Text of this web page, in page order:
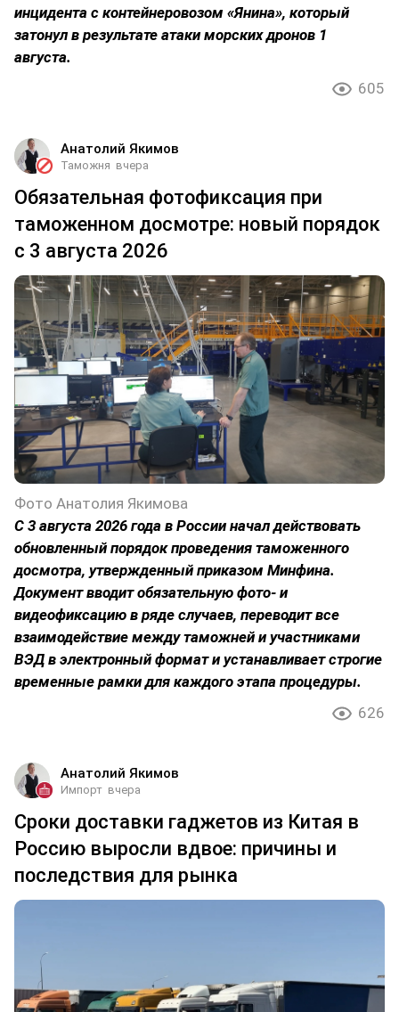
инцидента с контейнеровозом «Янина», который
затонул в результате атаки морских дронов 1
августа.
605
Анатолий Якимов
Таможня вчера
Обязательная фотофиксация при
таможенном досмотре: новый порядок
с 3 августа 2026
Фото Анатолия Якимова
С 3 августа 2026 года в России начал действовать
обновленный порядок проведения таможенного
досмотра, утвержденный приказом Минфина.
Документ вводит обязательную фото- и
видеофиксацию в ряде случаев, переводит все
взаимодействие между таможней и участниками
ВЭД в электронный формат и устанавливает строгие
временные рамки для каждого этапа процедуры.
626
Анатолий Якимов
Импорт вчера
Сроки доставки гаджетов из Китая в
Россию выросли вдвое: причины и
последствия для рынка